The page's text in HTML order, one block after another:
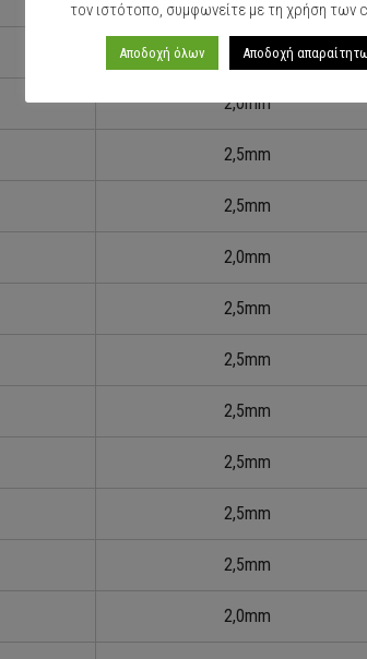
1,9mm
2,0mm
2,5mm
2,5mm
2,0mm
2,5mm
2,5mm
2,5mm
2,5mm
2,5mm
2,5mm
2,0mm
τον ιστότοπο, συμφωνείτε με τη χρήση των
Αποδοχή όλων Αποδοχή